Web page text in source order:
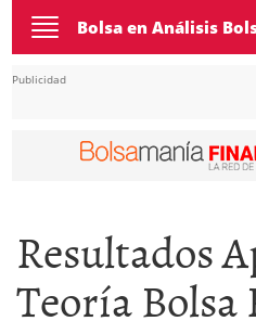
Toggle
navigation
Bolsa en Análisis
Publicidad
Resultados
Teoría Bolsa